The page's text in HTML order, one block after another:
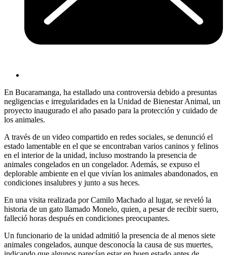
En Bucaramanga, ha estallado una controversia debido a presuntas
negligencias e irregularidades en la Unidad de Bienestar Animal, un
proyecto inaugurado el año pasado para la protección y cuidado de
los animales.
A través de un video compartido en redes sociales, se denunció el
estado lamentable en el que se encontraban varios caninos y felinos
en el interior de la unidad, incluso mostrando la presencia de
animales congelados en un congelador. Además, se expuso el
deplorable ambiente en el que vivían los animales abandonados, en
condiciones insalubres y junto a sus heces.
En una visita realizada por Camilo Machado al lugar, se reveló la
historia de un gato llamado Monelo, quien, a pesar de recibir suero,
falleció horas después en condiciones preocupantes.
Un funcionario de la unidad admitió la presencia de al menos siete
animales congelados, aunque desconocía la causa de sus muertes,